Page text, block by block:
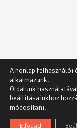
A honlap felhasználói
alkalmazunk.
Oldalunk
beállításainkhoz
módosítani.
Elfogad